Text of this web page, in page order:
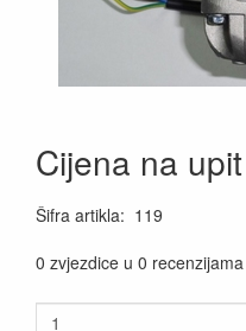
Cijena na upit
Šifra artikla: 119
0 zvjezdice u 0 recenzijama